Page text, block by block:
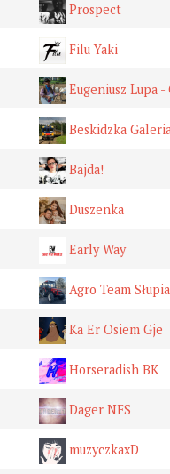
Prospect
Filu Yaki
Eugeniusz Lupa -
Beskidzka
Bajda!
Duszenka
Early Way
Agro Team Słupia
Ka Er Osiem Gje
Horseradish BK
Dager NFS
muzyczkaxD